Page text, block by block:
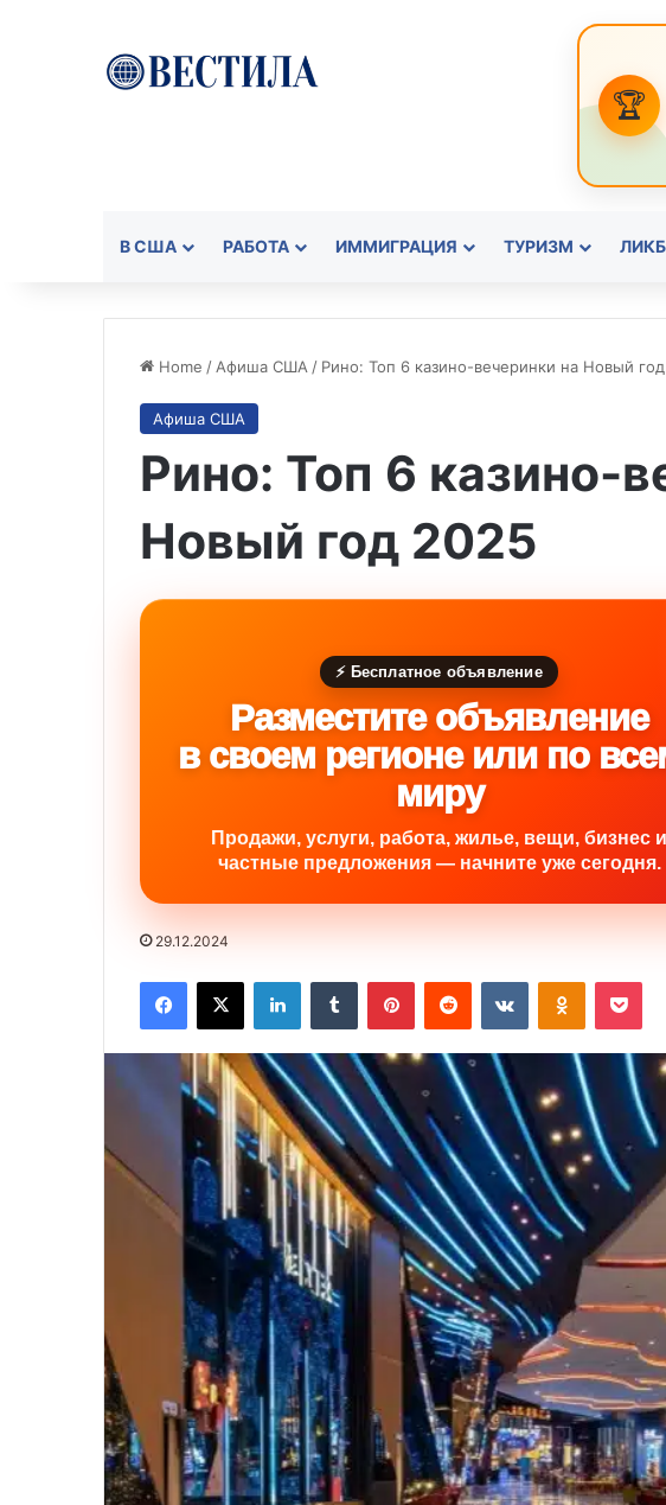
🏆
В США РАБОТА ИММИГРАЦИЯ ТУРИЗМ
Home / Aфиша США / Рино: Топ 6 казино-вечеринки на Новый
Aфиша США
Рино: Топ 6 казино-
Новый год 2025
⚡ Бесплатное объявление
Разместите объявление
в своем регионе или по
миру
Продажи, услуги, работа, жилье, вещи, бизнес и
частные предложения — начните уже сегодня.
29.12.2024
Facebook
X LinkedInTumblr PinterestReddit VKontakte